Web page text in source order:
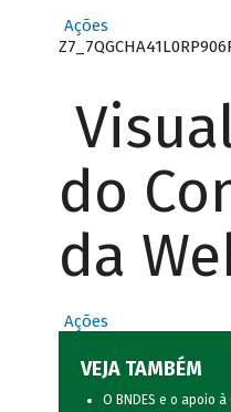
Ações
do
da
Ações
VEJA TAMBÉM
O BNDES e o apoio